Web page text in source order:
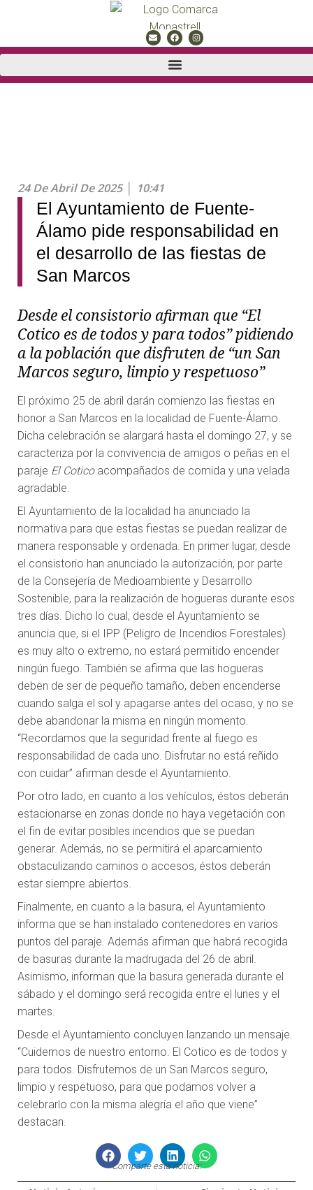
24 De Abril De 2025 10:41
El Ayuntamiento de Fuente-
Álamo pide responsabilidad en
el desarrollo de las fiestas de
San Marcos
Desde el consistorio afirman que “El
Cotico es de todos y para todos” pidiendo
a la población que disfruten de “un San
Marcos seguro, limpio y respetuoso”
El próximo 25 de abril darán comienzo las fiestas en
honor a San Marcos en la localidad de Fuente-Álamo.
Dicha celebración se alargará hasta el domingo 27, y se
caracteriza por la convivencia de amigos o peñas en el
paraje El Coticoacompañados de comida y una velada
agradable.
El Ayuntamiento de la localidad ha anunciado la
normativa para que estas fiestas se puedan realizar de
manera responsable y ordenada. En primer lugar, desde
el consistorio han anunciado la autorización, por parte
de la Consejería de Medioambiente y Desarrollo
Sostenible, para la realización de hogueras durante esos
tres días. Dicho lo cual, desde el Ayuntamiento se
anuncia que, si el IPP (Peligro de Incendios Forestales)
es muy alto o extremo, no estará permitido encender
ningún fuego. También se afirma que las hogueras
deben de ser de pequeño tamaño, deben encenderse
cuando salga el sol y apagarse antes del ocaso, y no se
debe abandonar la misma en ningún momento.
“Recordamos que la seguridad frente al fuego es
responsabilidad de cada uno. Disfrutar no está reñido
con cuidar” afirman desde el Ayuntamiento.
Por otro lado, en cuanto a los vehículos, éstos deberán
estacionarse en zonas donde no haya vegetación con
el fin de evitar posibles incendios que se puedan
generar. Además, no se permitirá el aparcamiento
obstaculizando caminos o accesos, éstos deberán
estar siempre abiertos.
Finalmente, en cuanto a la basura, el Ayuntamiento
informa que se han instalado contenedores en varios
puntos del paraje. Además afirman que habrá recogida
de basuras durante la madrugada del 26 de abril.
Asimismo, informan que la basura generada durante el
sábado y el domingo será recogida entre el lunes y el
martes.
Desde el Ayuntamiento concluyen lanzando un mensaje.
“Cuidemos de nuestro entorno. El Cotico es de todos y
para todos. Disfrutemos de un San Marcos seguro,
limpio y respetuoso, para que podamos volver a
celebrarlo con la misma alegría el año que viene”
destacan.
Comparte esta noticia: